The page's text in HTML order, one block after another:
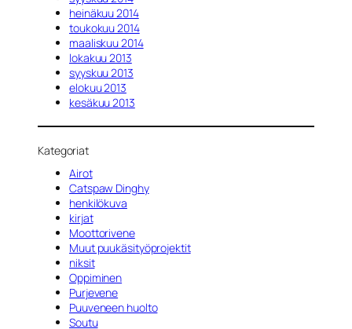
heinäkuu 2014
toukokuu 2014
maaliskuu 2014
lokakuu 2013
syyskuu 2013
elokuu 2013
kesäkuu 2013
Kategoriat
Airot
Catspaw Dinghy
henkilökuva
kirjat
Moottorivene
Muut puukäsityöprojektit
niksit
Oppiminen
Purjevene
Puuveneen huolto
Soutu